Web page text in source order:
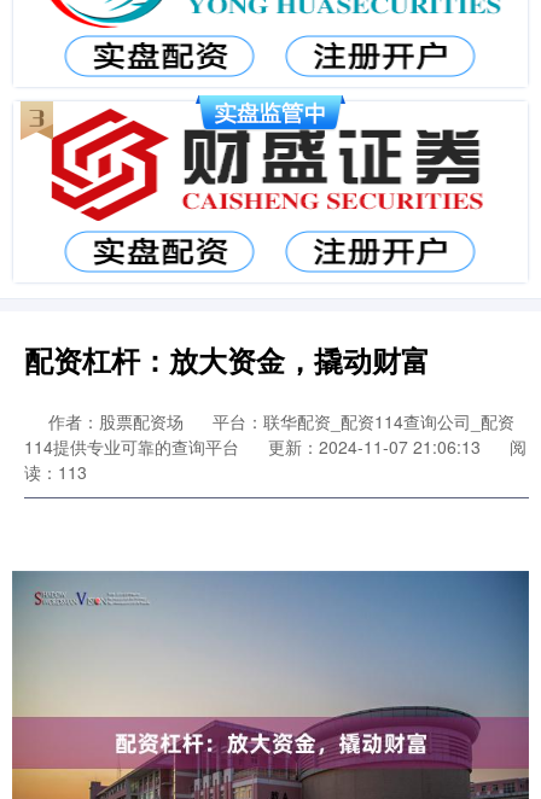
配资杠杆：放大资金，撬动财富
作者：股票配资场
平台：联华配资_配资114查询公司_配资
114提供专业可靠的查询平台
更新：2024-11-07 21:06:13
阅
读：113